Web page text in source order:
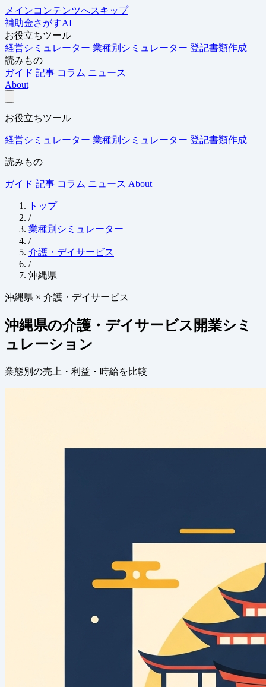
メインコンテンツへスキップ
補助金さがすAI
お役立ちツール
経営シミュレーター 業種別シミュレーター 登記書類作成
読みもの
ガイド 記事 コラム ニュース
About
お役立ちツール
経営シミュレーター 業種別シミュレーター 登記書類作成
読みもの
ガイド 記事 コラム ニュース About
トップ
/
業種別シミュレーター
/
介護・デイサービス
/
沖縄県
沖縄県 × 介護・デイサービス
沖縄県の介護・デイサービス開業シミ
ュレーション
業態別の売上・利益・時給を比較